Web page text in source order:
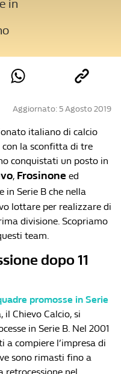
in
Aggiornato: 5 Agosto 2019
italiano di calcio
con la sconfitta di tre
conquistati un posto in
, Frosinone ed
in Serie B che nella
lottare per realizzare di
divisione. Scopriamo
team.
dopo 11
promosse in Serie
il Chievo Calcio, si
in Serie B. Nel 2001
compiere l’impresa di
sono rimasti fino a